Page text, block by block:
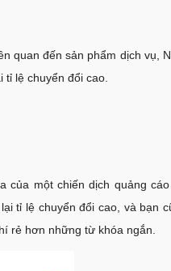
quan đến sản phẩm dịch vụ,
tỉ lệ chuyển đổi cao.
một chiến dịch quảng
tỉ lệ chuyển đổi cao, và bạn
rẻ hơn những từ khóa ngắn.